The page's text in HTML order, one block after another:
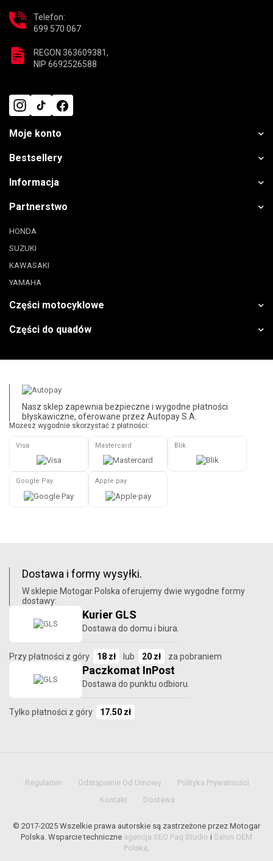
Telefon:
699 570 067
REGON 363609381,
NIP 6692526588
Moje konto
Bestsellery
Informacja
Partnerstwo
HONDA
SUZUKI
KAWASAKI
YAMAHA
Części motocyklowe
Części do quadów
Nasz sklep zapewnia bezpieczne i wygodne płatności
błyskawiczne, oferowane przez Autopay S.A.
Możesz wygodnie skorzystać z płatności:
Visa Mastercard Blik
Google Pay Apple pay
Dostawa i formy wysyłki.
W sklepie Motogar Polska oferujemy dwie wygodne formy
dostawy:
Kurier GLS
Dostawa do domu i biura.
Przy płatności z góry 18 zł lub 20 zł za pobraniem
Paczkomat InPost
Dostawa do punktu odbioru.
Tylko płatności z góry 17.50 zł
Regulamin Odstąpienie Od Umowy
Polityka Prywatności
Kontakt
Dostawa
© 2017-2025 Wszelkie prawa autorskie są zastrzeżone przez Motogar
Polska. Wsparcie techniczne agencja SEO Paq Studio i Salon OEM
Polska